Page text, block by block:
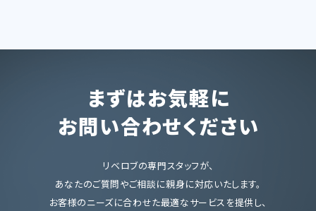
まずはお気軽に
お問い合わせください
リベロブの専門スタッフが、
あなたのご質問やご相談に親身に対応いたします。
お客様のニーズに合わせた最適なサービスを提供し、